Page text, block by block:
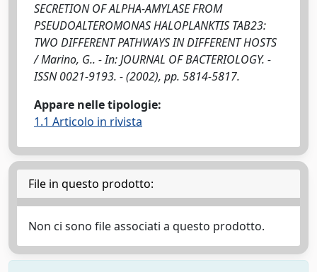
SECRETION OF ALPHA-AMYLASE FROM
PSEUDOALTEROMONAS HALOPLANKTIS TAB23:
TWO DIFFERENT PATHWAYS IN DIFFERENT HOSTS
/ Marino, G.. - In: JOURNAL OF BACTERIOLOGY. -
ISSN 0021-9193. - (2002), pp. 5814-5817.
Appare nelle tipologie:
1.1 Articolo in rivista
File in questo prodotto:
Non ci sono file associati a questo prodotto.